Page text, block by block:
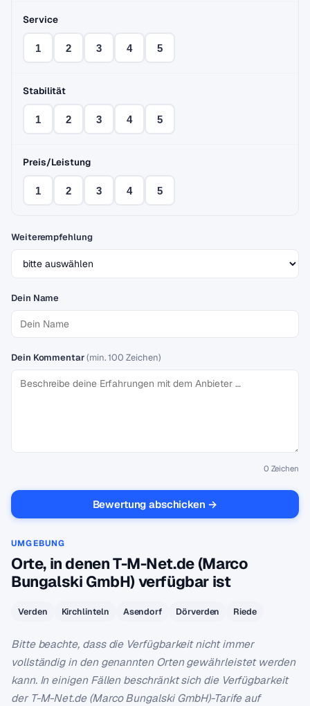
Service
1 2 3 4 5
Stabilität
1 2 3 4 5
Preis/Leistung
1 2 3 4 5
Weiterempfehlung
Dein Name
Dein Kommentar(min. 100 Zeichen)
0 Zeichen
Bewertung abschicken →
UMGEBUNG
Orte, in denen T-M-Net.de (Marco
Bungalski GmbH) verfügbar ist
Verden Kirchlinteln Asendorf Dörverden Riede
Bitte beachte, dass die Verfügbarkeit nicht immer
vollständig in den genannten Orten gewährleistet werden
kann. In einigen Fällen beschränkt sich die Verfügbarkeit
der T-M-Net.de (Marco Bungalski GmbH)-Tarife auf